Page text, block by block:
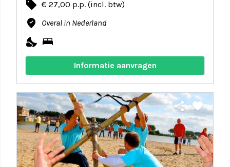
local_offer € 27,00 p.p. (incl. btw)
where_to_vote Overal in Nederland
nights_stay bed
Informatie aanvragen
share favorite